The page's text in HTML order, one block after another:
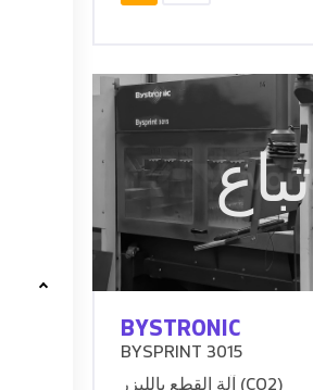
تباع
BYSTRONIC
BYSPRINT 3015
آلة القطع بالليزر (CO2)